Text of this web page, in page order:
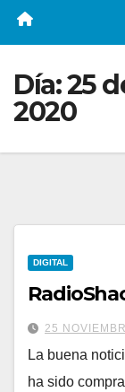
Día:25
2020
DIGITAL
25
La buena
ha sido